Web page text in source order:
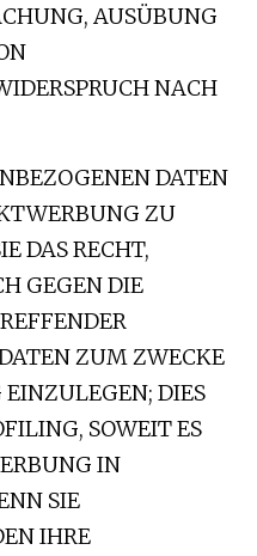
AUSÜBUNG
NACH
DATEN
ZU
DAS RECHT,
GEGEN DIE
ZUM ZWECKE
DIES
SOWEIT ES
IN
SIE
IHRE